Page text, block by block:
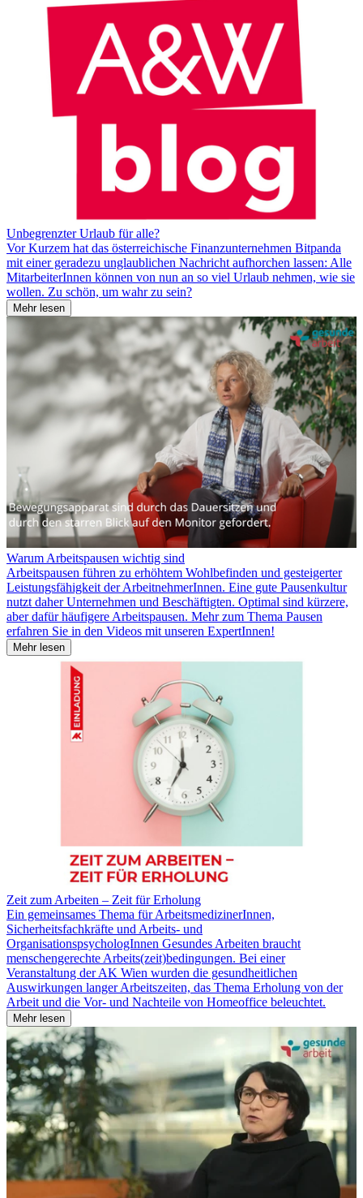
Unbegrenzter Urlaub für alle?
Vor Kurzem hat das österreichische Finanzunternehmen Bitpanda
mit einer geradezu unglaublichen Nachricht aufhorchen lassen: Alle
MitarbeiterInnen können von nun an so viel Urlaub nehmen, wie sie
wollen. Zu schön, um wahr zu sein?
Mehr lesen
Warum Arbeitspausen wichtig sind
Arbeitspausen führen zu erhöhtem Wohlbefinden und gesteigerter
Leistungsfähigkeit der ArbeitnehmerInnen. Eine gute Pausenkultur
nutzt daher Unternehmen und Beschäftigten. Optimal sind kürzere,
aber dafür häufigere Arbeitspausen. Mehr zum Thema Pausen
erfahren Sie in den Videos mit unseren ExpertInnen!
Mehr lesen
Zeit zum Arbeiten – Zeit für Erholung
Ein gemeinsames Thema für ArbeitsmedizinerInnen,
Sicherheitsfachkräfte und Arbeits- und
OrganisationspsychologInnen Gesundes Arbeiten braucht
menschengerechte Arbeits(zeit)bedingungen. Bei einer
Veranstaltung der AK Wien wurden die gesundheitlichen
Auswirkungen langer Arbeitszeiten, das Thema Erholung von der
Arbeit und die Vor- und Nachteile von Homeoffice beleuchtet.
Mehr lesen